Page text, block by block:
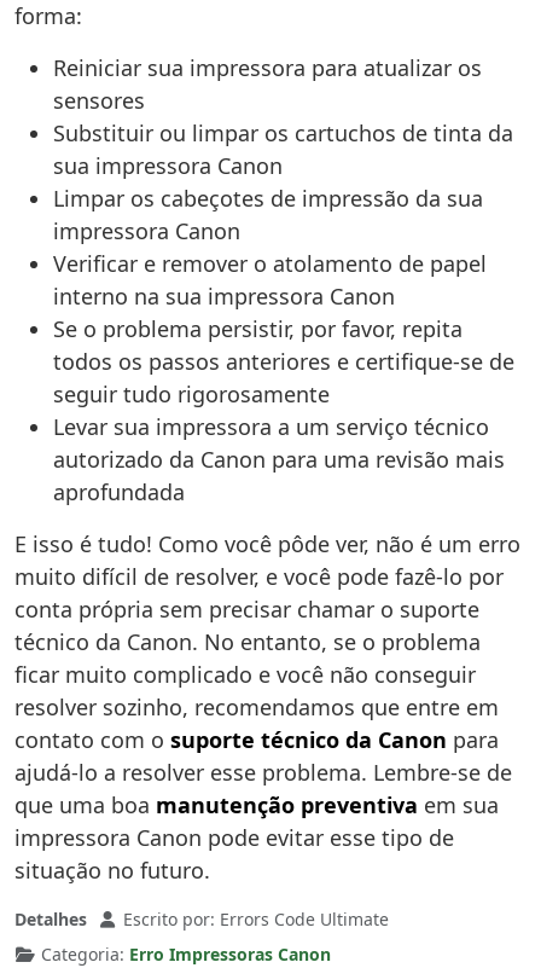
forma:
Reiniciar sua impressora para atualizar os
sensores
Substituir ou limpar os cartuchos de tinta da
sua impressora Canon
Limpar os cabeçotes de impressão da sua
impressora Canon
Verificar e remover o atolamento de papel
interno na sua impressora Canon
Se o problema persistir, por favor, repita
todos os passos anteriores e certifique-se de
seguir tudo rigorosamente
Levar sua impressora a um serviço técnico
autorizado da Canon para uma revisão mais
aprofundada
E isso é tudo! Como você pôde ver, não é um erro
muito difícil de resolver, e você pode fazê-lo por
conta própria sem precisar chamar o suporte
técnico da Canon. No entanto, se o problema
ficar muito complicado e você não conseguir
resolver sozinho, recomendamos que entre em
contato com o suporte técnico da Canon para
ajudá-lo a resolver esse problema. Lembre-se de
que uma boa manutenção preventiva em sua
impressora Canon pode evitar esse tipo de
situação no futuro.
Detalhes Escrito por: Errors Code Ultimate
Categoria: Erro Impressoras Canon